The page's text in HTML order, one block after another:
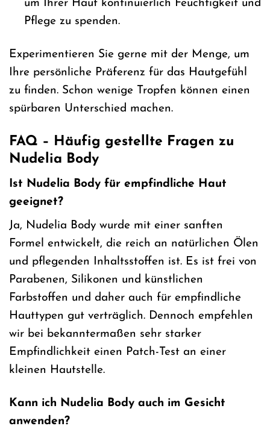
um Ihrer Haut kontinuierlich Feuchtigkeit und
Pflege zu spenden.
Experimentieren Sie gerne mit der Menge, um
Ihre persönliche Präferenz für das Hautgefühl
zu finden. Schon wenige Tropfen können einen
spürbaren Unterschied machen.
FAQ – Häufig gestellte Fragen zu
Nudelia Body
Ist Nudelia Body für empfindliche Haut
geeignet?
Ja, Nudelia Body wurde mit einer sanften
Formel entwickelt, die reich an natürlichen Ölen
und pflegenden Inhaltsstoffen ist. Es ist frei von
Parabenen, Silikonen und künstlichen
Farbstoffen und daher auch für empfindliche
Hauttypen gut verträglich. Dennoch empfehlen
wir bei bekanntermaßen sehr starker
Empfindlichkeit einen Patch-Test an einer
kleinen Hautstelle.
Kann ich Nudelia Body auch im Gesicht
anwenden?